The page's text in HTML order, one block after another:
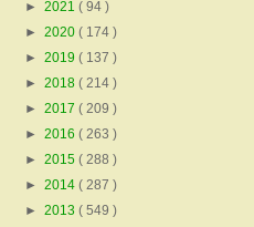
► 2021 ( 94 )
► 2020 ( 174 )
► 2019 ( 137 )
► 2018 ( 214 )
► 2017 ( 209 )
► 2016 ( 263 )
► 2015 ( 288 )
► 2014 ( 287 )
► 2013 ( 549 )